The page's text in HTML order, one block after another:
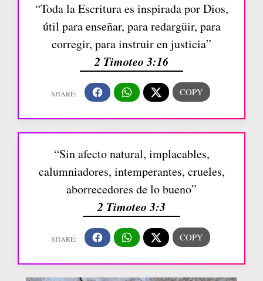
“Toda la Escritura es inspirada por Dios,
útil para enseñar, para redargüir, para
corregir, para instruir en justicia”
2 Timoteo 3:16
“Sin afecto natural, implacables,
calumniadores, intemperantes, crueles,
aborrecedores de lo bueno”
2 Timoteo 3:3